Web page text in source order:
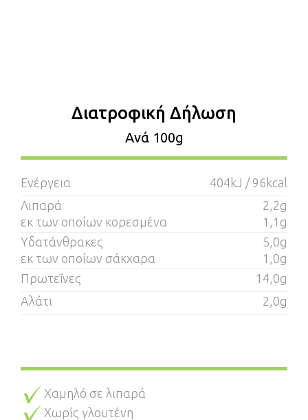
Διατροφική Δήλωση
Aνά 100g
Ενέργεια
404kJ / 96kcal
Λιπαρά
2,2g
εκ των οποίων κορεσμένα
1,1g
Υδατάνθρακες
5,0g
εκ των οποίων σάκχαρα
1,0g
Πρωτεΐνες
14,0g
Αλάτι
2,0g
Χαμηλό σε λιπαρά
Χωρίς γλουτένη